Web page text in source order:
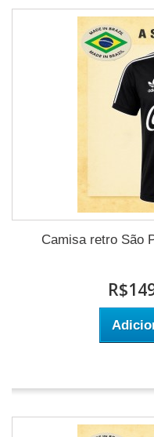
Camisa retro São